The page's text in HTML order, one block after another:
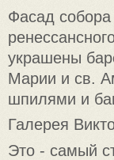
Фасад собора
украшены
Марии и св.
шпилями и
Галерея
Это - самый